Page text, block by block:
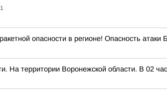
опасности в регионе! Опасность
На территории Воронежской области. В 02